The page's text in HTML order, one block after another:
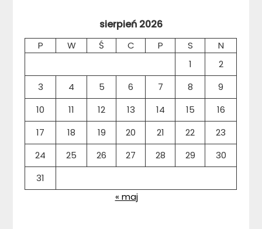
sierpień 2026
P W Ś C P S
N
1
2
3
4 5 6 7 8
9
10
11 12 13 14 15
16
17
18 19 20 21 22
23
24
25 26 27 28 29
30
31
« maj